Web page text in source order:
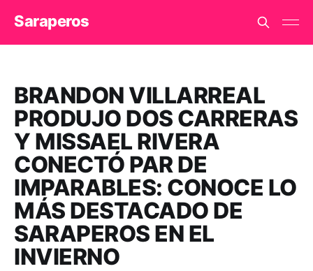
Saraperos
BRANDON VILLARREAL
PRODUJO DOS CARRERAS
Y MISSAEL RIVERA
CONECTÓ PAR DE
IMPARABLES: CONOCE LO
MÁS DESTACADO DE
SARAPEROS EN EL
INVIERNO